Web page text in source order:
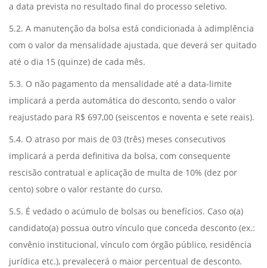
a data prevista no resultado final do processo seletivo.
5.2. A manutenção da bolsa está condicionada à adimplência
com o valor da mensalidade ajustada, que deverá ser quitado
até o dia 15 (quinze) de cada mês.
5.3. O não pagamento da mensalidade até a data-limite
implicará a perda automática do desconto, sendo o valor
reajustado para R$ 697,00 (seiscentos e noventa e sete reais).
5.4. O atraso por mais de 03 (três) meses consecutivos
implicará a perda definitiva da bolsa, com consequente
rescisão contratual e aplicação de multa de 10% (dez por
cento) sobre o valor restante do curso.
5.5. É vedado o acúmulo de bolsas ou benefícios. Caso o(a)
candidato(a) possua outro vínculo que conceda desconto (ex.:
convênio institucional, vínculo com órgão público, residência
jurídica etc.), prevalecerá o maior percentual de desconto.